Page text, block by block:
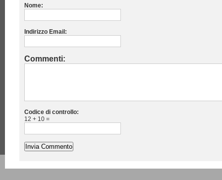
Nome:
Indirizzo Email:
Commenti:
Codice di controllo:
12 + 10 =